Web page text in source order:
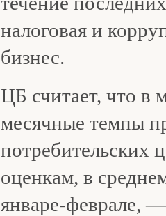
налоговая и
бизнес.
ЦБ считает, что в
месячные темпы
потребительских
оценкам, в
январе-феврале,